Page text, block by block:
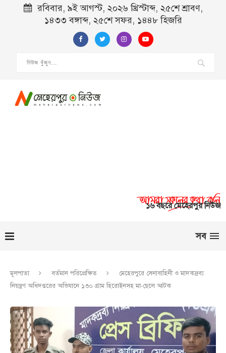
রবিবার, ৯ই আগস্ট, ২০২৬ খ্রিস্টাব্দ, ২৫শে শ্রাবণ,
১৪৩৩ বঙ্গাব্দ, ২৫শে সফর, ১৪৪৮ হিজরি
১৬ বছরে মেহেরপুর নিউজ
সব
মূলপাতা বর্তমান পরিপ্রেক্ষিত
মেহেরপুরে সেনাবাহিনী ও মাদকদ্রব্য
নিয়ন্ত্রণ অধিদপ্তরের অভিযানে ১৩০ গ্রাম হিরোইনসহ মা-ছেলে আটক